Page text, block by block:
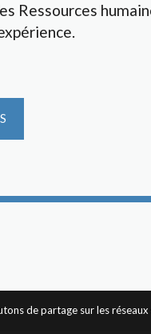
Ressources
de partage sur les réseaux